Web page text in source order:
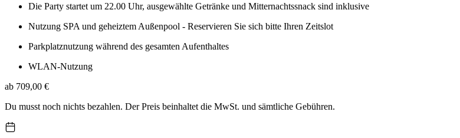
Die Party startet um 22.00 Uhr, ausgewählte Getränke und Mitternachtssnack sind inklusive
Nutzung SPA und geheiztem Außenpool - Reservieren Sie sich bitte Ihren Zeitslot
Parkplatznutzung während des gesamten Aufenthaltes
WLAN-Nutzung
ab 709,00 €
Du musst noch nichts bezahlen. Der Preis beinhaltet die MwSt. und sämtliche Gebühren.